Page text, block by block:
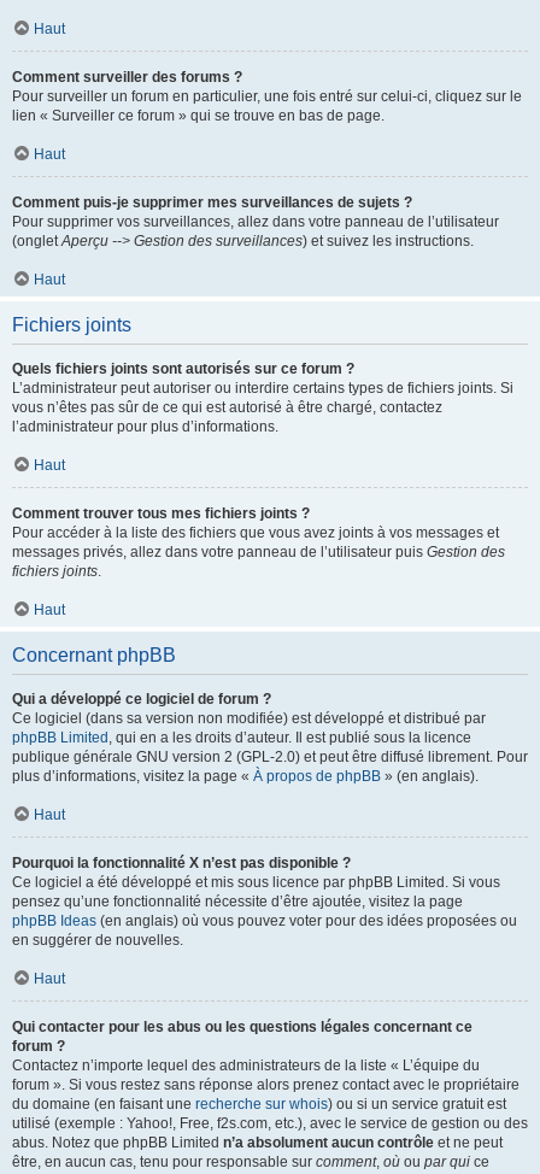
Haut
Comment surveiller des forums ?
Pour surveiller un forum en particulier, une fois entré sur celui-ci, cliquez sur le
lien « Surveiller ce forum » qui se trouve en bas de page.
Haut
Comment puis-je supprimer mes surveillances de sujets ?
Pour supprimer vos surveillances, allez dans votre panneau de l’utilisateur
(ongletAperçu --> Gestion des surveillances) et suivez les instructions.
Haut
Fichiers joints
Quels fichiers joints sont autorisés sur ce forum ?
L’administrateur peut autoriser ou interdire certains types de fichiers joints. Si
vous n’êtes pas sûr de ce qui est autorisé à être chargé, contactez
l’administrateur pour plus d’informations.
Haut
Comment trouver tous mes fichiers joints ?
Pour accéder à la liste des fichiers que vous avez joints à vos messages et
messages privés, allez dans votre panneau de l’utilisateur puis Gestion des
fichiers joints.
Haut
Concernant phpBB
Qui a développé ce logiciel de forum ?
Ce logiciel (dans sa version non modifiée) est développé et distribué par
phpBB Limited , qui en a les droits d’auteur. Il est publié sous la licence
publique générale GNU version 2 (GPL-2.0) et peut être diffusé librement. Pour
plus d’informations, visitez la page « À propos de phpBB » (en anglais).
Haut
Pourquoi la fonctionnalité X n’est pas disponible ?
Ce logiciel a été développé et mis sous licence par phpBB Limited. Si vous
pensez qu’une fonctionnalité nécessite d’être ajoutée, visitez la page
phpBB Ideas (en anglais) où vous pouvez voter pour des idées proposées ou
en suggérer de nouvelles.
Haut
Qui contacter pour les abus ou les questions légales concernant ce
forum ?
Contactez n’importe lequel des administrateurs de la liste « L’équipe du
forum ». Si vous restez sans réponse alors prenez contact avec le propriétaire
du domaine (en faisant une recherche sur whois) ou si un service gratuit est
utilisé (exemple : Yahoo!, Free, f2s.com, etc.), avec le service de gestion ou des
abus. Notez que phpBB Limited n’a absolument aucun contrôle et ne peut
être, en aucun cas, tenu pour responsable sur comment, où ou par qui ce